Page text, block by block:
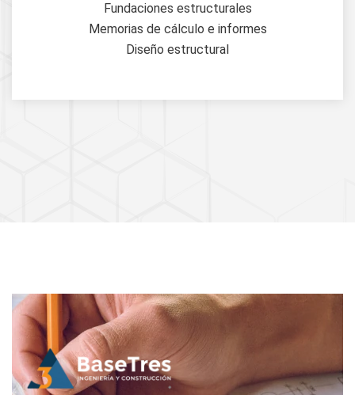
Fundaciones estructurales
Memorias de cálculo e informes
Diseño estructural